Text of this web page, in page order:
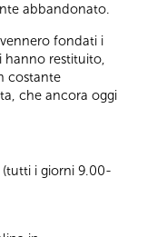
abbandonato.
fondati i
hanno restituito,
costante
che ancora oggi
(tutti i giorni 9.00-